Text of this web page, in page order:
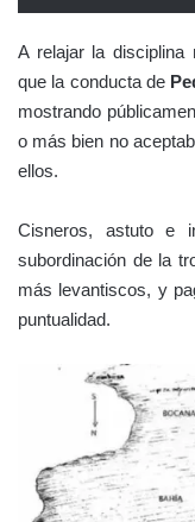
A relajar la disciplina
que la conducta de
mostrando
o más bien no
ellos.
Cisneros, astuto e
subordinación de la
más levantiscos, y
puntualidad.